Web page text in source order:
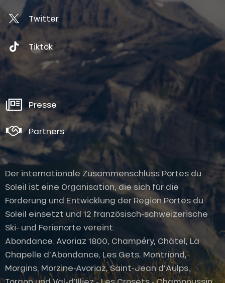
Twitter
Tiktok
Presse
Partners
Der internationale Zusammenschluss Portes du
Soleil ist eine Organisation, die sich für die
Förderung und Entwicklung der Region Portes du
Soleil einsetzt und 12 französisch-schweizerische
Ski- und Ferienorte vereint.
Abondance, Avoriaz 1800, Champéry, Châtel, La
Chapelle d'Abondance, Les Gets, Montriond,
Morgins, Morzine-Avoriaz, Saint-Jean d'Aulps,